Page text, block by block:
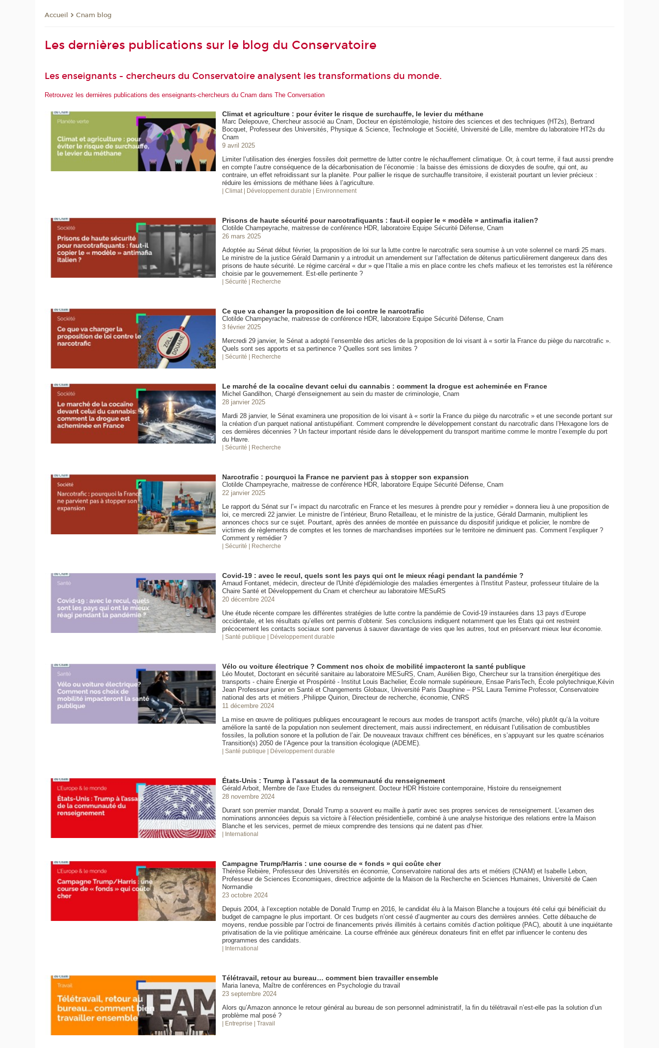
Accueil Cnam blog
Les dernières publications sur le blog du Conservatoire
Les enseignants - chercheurs du Conservatoire analysent les transformations du monde.
Retrouvez les dernières publications des enseignants-chercheurs du Cnam dans The Conversation
Climat et agriculture : pour éviter le risque de surchauffe, le levier du méthane
Marc Delepouve, Chercheur associé au Cnam, Docteur en épistémologie, histoire des sciences et des techniques (HT2s), Bertrand
Bocquet, Professeur des Universités, Physique & Science, Technologie et Société, Université de Lille, membre du laboratoire HT2s du
Cnam
9 avril 2025
Limiter l’utilisation des énergies fossiles doit permettre de lutter contre le réchauffement climatique. Or, à court terme, il faut aussi prendre
en compte l’autre conséquence de la décarbonisation de l’économie : la baisse des émissions de dioxydes de soufre, qui ont, au
contraire, un effet refroidissant sur la planète. Pour pallier le risque de surchauffe transitoire, il existerait pourtant un levier précieux :
réduire les émissions de méthane liées à l’agriculture.
| Climat | Développement durable | Environnement
Prisons de haute sécurité pour narcotrafiquants : faut-il copier le « modèle » antimafia italien?
Clotilde Champeyrache, maitresse de conférence HDR, laboratoire Equipe Sécurité Défense, Cnam
26 mars 2025
Adoptée au Sénat début février, la proposition de loi sur la lutte contre le narcotrafic sera soumise à un vote solennel ce mardi 25 mars.
Le ministre de la justice Gérald Darmanin y a introduit un amendement sur l’affectation de détenus particulièrement dangereux dans des
prisons de haute sécurité. Le régime carcéral « dur » que l’Italie a mis en place contre les chefs mafieux et les terroristes est la référence
choisie par le gouvernement. Est-elle pertinente ?
| Sécurité | Recherche
Ce que va changer la proposition de loi contre le narcotrafic
Clotilde Champeyrache, maitresse de conférence HDR, laboratoire Equipe Sécurité Défense, Cnam
3 février 2025
Mercredi 29 janvier, le Sénat a adopté l’ensemble des articles de la proposition de loi visant à « sortir la France du piège du narcotrafic ».
Quels sont ses apports et sa pertinence ? Quelles sont ses limites ?
| Sécurité | Recherche
Le marché de la cocaïne devant celui du cannabis : comment la drogue est acheminée en France
Michel Gandilhon, Chargé d'enseignement au sein du master de criminologie, Cnam
28 janvier 2025
Mardi 28 janvier, le Sénat examinera une proposition de loi visant à « sortir la France du piège du narcotrafic » et une seconde portant sur
la création d’un parquet national antistupéfiant. Comment comprendre le développement constant du narcotrafic dans l’Hexagone lors de
ces dernières décennies ? Un facteur important réside dans le développement du transport maritime comme le montre l’exemple du port
du Havre.
| Sécurité | Recherche
Narcotrafic : pourquoi la France ne parvient pas à stopper son expansion
Clotilde Champeyrache, maitresse de conférence HDR, laboratoire Equipe Sécurité Défense, Cnam
22 janvier 2025
Le rapport du Sénat sur l’« impact du narcotrafic en France et les mesures à prendre pour y remédier » donnera lieu à une proposition de
loi, ce mercredi 22 janvier. Le ministre de l’intérieur, Bruno Retailleau, et le ministre de la justice, Gérald Darmanin, multiplient les
annonces chocs sur ce sujet. Pourtant, après des années de montée en puissance du dispositif juridique et policier, le nombre de
victimes de règlements de comptes et les tonnes de marchandises importées sur le territoire ne diminuent pas. Comment l’expliquer ?
Comment y remédier ?
| Sécurité | Recherche
Covid-19 : avec le recul, quels sont les pays qui ont le mieux réagi pendant la pandémie ?
Arnaud Fontanet, médecin, directeur de l'Unité d'épidémiologie des maladies émergentes à l'Institut Pasteur, professeur titulaire de la
Chaire Santé et Développement du Cnam et chercheur au laboratoire MESuRS
20 décembre 2024
Une étude récente compare les différentes stratégies de lutte contre la pandémie de Covid-19 instaurées dans 13 pays d’Europe
occidentale, et les résultats qu’elles ont permis d’obtenir. Ses conclusions indiquent notamment que les États qui ont restreint
précocement les contacts sociaux sont parvenus à sauver davantage de vies que les autres, tout en préservant mieux leur économie.
| Santé publique | Développement durable
Vélo ou voiture électrique ? Comment nos choix de mobilité impacteront la santé publique
Léo Moutet, Doctorant en sécurité sanitaire au laboratoire MESuRS, Cnam, Aurélien Bigo, Chercheur sur la transition énergétique des
transports - chaire Énergie et Prospérité - Institut Louis Bachelier, École normale supérieure, Ensae ParisTech, École polytechnique,Kévin
Jean Professeur junior en Santé et Changements Globaux, Université Paris Dauphine – PSL Laura Temime Professor, Conservatoire
national des arts et métiers ,Philippe Quirion, Directeur de recherche, économie, CNRS
11 décembre 2024
La mise en œuvre de politiques publiques encourageant le recours aux modes de transport actifs (marche, vélo) plutôt qu’à la voiture
améliore la santé de la population non seulement directement, mais aussi indirectement, en réduisant l’utilisation de combustibles
fossiles, la pollution sonore et la pollution de l’air. De nouveaux travaux chiffrent ces bénéfices, en s’appuyant sur les quatre scénarios
Transition(s) 2050 de l’Agence pour la transition écologique (ADEME).
| Santé publique | Développement durable
États-Unis : Trump à l’assaut de la communauté du renseignement
Gérald Arboit, Membre de l'axe Etudes du renseignent. Docteur HDR Histoire contemporaine, Histoire du renseignement
28 novembre 2024
Durant son premier mandat, Donald Trump a souvent eu maille à partir avec ses propres services de renseignement. L’examen des
nominations annoncées depuis sa victoire à l’élection présidentielle, combiné à une analyse historique des relations entre la Maison
Blanche et les services, permet de mieux comprendre des tensions qui ne datent pas d’hier.
| International
Campagne Trump/Harris : une course de « fonds » qui coûte cher
Thérèse Rebière, Professeur des Universités en économie, Conservatoire national des arts et métiers (CNAM) et Isabelle Lebon,
Professeur de Sciences Economiques, directrice adjointe de la Maison de la Recherche en Sciences Humaines, Université de Caen
Normandie
23 octobre 2024
Depuis 2004, à l’exception notable de Donald Trump en 2016, le candidat élu à la Maison Blanche a toujours été celui qui bénéficiait du
budget de campagne le plus important. Or ces budgets n’ont cessé d’augmenter au cours des dernières années. Cette débauche de
moyens, rendue possible par l’octroi de financements privés illimités à certains comités d’action politique (PAC), aboutit à une inquiétante
privatisation de la vie politique américaine. La course effrénée aux généreux donateurs finit en effet par influencer le contenu des
programmes des candidats.
| International
Télétravail, retour au bureau… comment bien travailler ensemble
Maria Ianeva, Maître de conférences en Psychologie du travail
23 septembre 2024
Alors qu’Amazon annonce le retour général au bureau de son personnel administratif, la fin du télétravail n’est-elle pas la solution d’un
problème mal posé ?
| Entreprise | Travail